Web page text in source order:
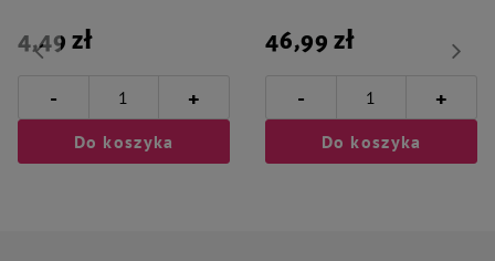
4,49 zł
- +
Do koszyka
46,99 zł
- +
Do koszyka